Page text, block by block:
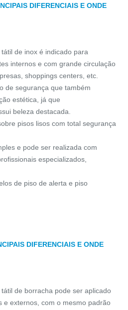
DIFERENCIAIS E ONDE
de inox é indicado para
internos e com grande circulação
shoppings centers, etc.
de segurança que também
estética, já que
beleza destacada.
pisos lisos com total segurança
e pode ser realizada com
especializados,
de piso de alerta e piso
DIFERENCIAIS E ONDE
de borracha pode ser aplicado
e externos, com o mesmo padrão